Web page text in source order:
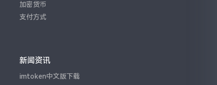
加密货币
支付方式
新闻资讯
imtoken中文版下载